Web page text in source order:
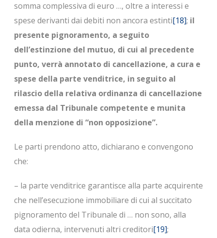
somma complessiva di euro …, oltre a interessi e
spese derivanti dai debiti non ancora estinti[18]; il
presente pignoramento, a seguito
dell’estinzione del mutuo, di cui al precedente
punto, verrà annotato di cancellazione, a cura e
spese della parte venditrice, in seguito al
rilascio della relativa ordinanza di cancellazione
emessa dal Tribunale competente e munita
della menzione di “non opposizione”.
Le parti prendono atto, dichiarano e convengono
che:
– la parte venditrice garantisce alla parte acquirente
che nell’esecuzione immobiliare di cui al succitato
pignoramento del Tribunale di … non sono, alla
data odierna, intervenuti altri creditori[19];